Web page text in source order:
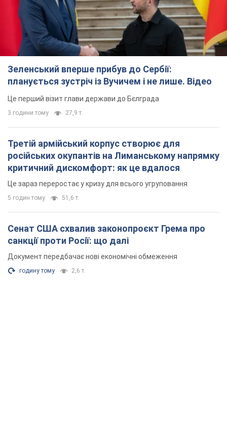
Зеленський вперше прибув до Сербії:
планується зустріч із Вучичем і не лише. Відео
Це перший візит глави держави до Бєлграда
3 години тому 27,9 т.
Третій армійський корпус створює для
російських окупантів на Лиманському напрямку
критичний дискомфорт: як це вдалося
Це зараз переростає у кризу для всього угруповання
5 годин тому 51,6 т.
Сенат США схвалив законопроєкт Грема про
санкції проти Росії: що далі
Документ передбачає нові економічні обмеження
годину тому 2,6 т.